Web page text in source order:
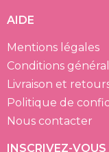
AIDE
Mentions légales
Conditions
Livraison et
Politique de
Nous contacter
INSCRIVEZ-